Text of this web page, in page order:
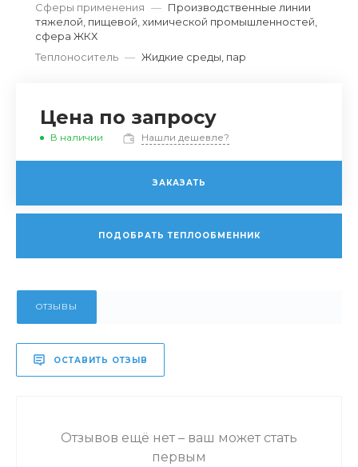
Сферы применения — Производственные линии
тяжелой, пищевой, химической промышленностей,
сфера ЖКХ
Теплоноситель — Жидкие среды, пар
Цена по запросу
В наличии Нашли дешевле?
ЗАКАЗАТЬ
ПОДОБРАТЬ ТЕПЛООБМЕННИК
ОТЗЫВЫ
ОСТАВИТЬ ОТЗЫВ
Отзывов ещё нет – ваш может стать
первым